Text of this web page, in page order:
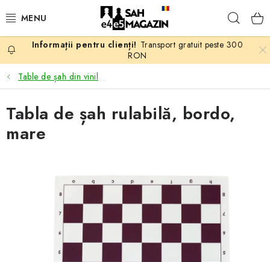
PROMOTII
ȘAH
PIESE DE ȘAH
CEAS DE ȘAH
CĂRȚI DE ȘAH
ANTICARIAT
Transport gratuit peste 300
RON
Table de șah din vinil
Tabla de șah rulabilă, bordo,
mare